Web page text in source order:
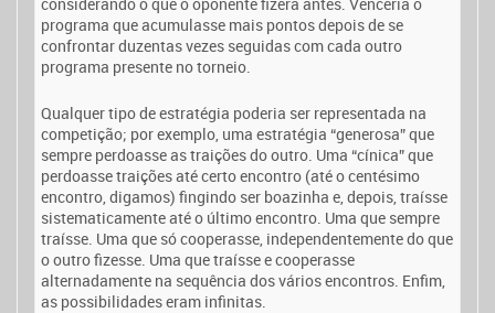
considerando o que o oponente fizera antes. Venceria o
programa que acumulasse mais pontos depois de se
confrontar duzentas vezes seguidas com cada outro
programa presente no torneio.
Qualquer tipo de estratégia poderia ser representada na
competição; por exemplo, uma estratégia “generosa” que
sempre perdoasse as traições do outro. Uma “cínica” que
perdoasse traições até certo encontro (até o centésimo
encontro, digamos) fingindo ser boazinha e, depois, traísse
sistematicamente até o último encontro. Uma que sempre
traísse. Uma que só cooperasse, independentemente do que
o outro fizesse. Uma que traísse e cooperasse
alternadamente na sequência dos vários encontros. Enfim,
as possibilidades eram infinitas.